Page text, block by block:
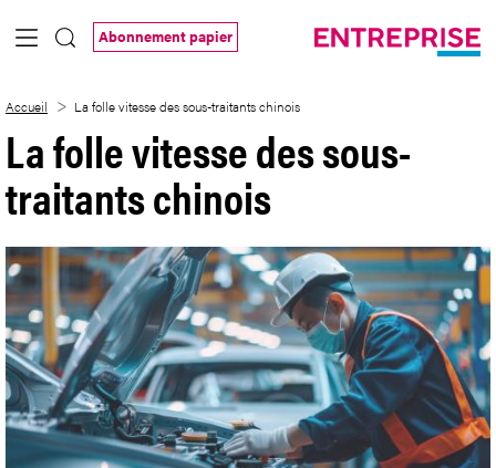
Saut au contenu principal
Abonnement papier
Accueil La folle vitesse des sous-traitants chinois
La folle vitesse des sous-
traitants chinois